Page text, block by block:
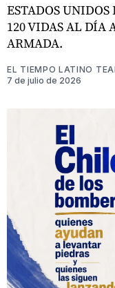
ESTADOS
120 VIDAS AL DÍA
ARMADA.
EL TIEMPO LATINO
7 de julio de 2026